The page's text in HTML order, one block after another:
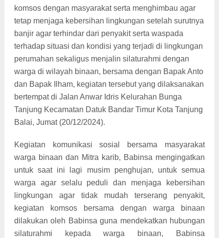
komsos dengan masyarakat serta menghimbau agar
tetap menjaga kebersihan lingkungan setelah surutnya
banjir agar terhindar dari penyakit serta waspada
terhadap situasi dan kondisi yang terjadi di lingkungan
perumahan sekaligus menjalin silaturahmi dengan
warga di wilayah binaan, bersama dengan Bapak Anto
dan Bapak Ilham, kegiatan tersebut yang dilaksanakan
bertempat di Jalan Anwar Idris Kelurahan Bunga
Tanjung Kecamatan Datuk Bandar Timur Kota Tanjung
Balai, Jumat (20/12/2024).
Kegiatan komunikasi sosial bersama masyarakat
warga binaan dan Mitra karib, Babinsa mengingatkan
untuk saat ini lagi musim penghujan, untuk semua
warga agar selalu peduli dan menjaga kebersihan
lingkungan agar tidak mudah terserang penyakit,
kegiatan komsos bersama dengan warga binaan
dilakukan oleh Babinsa guna mendekatkan hubungan
silaturahmi kepada warga binaan, Babinsa